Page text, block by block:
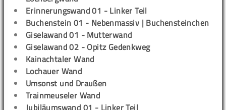
Erinnerungswand 01 - Linker Teil
Buchenstein 01 - Nebenmassiv | Buchensteinchen
Giselawand 01 - Mutterwand
Giselawand 02 - Opitz Gedenkweg
Kainachtaler Wand
Lochauer Wand
Umsonst und Draußen
Trainmeuseler Wand
Jubiläumswand 01 - Linker Teil